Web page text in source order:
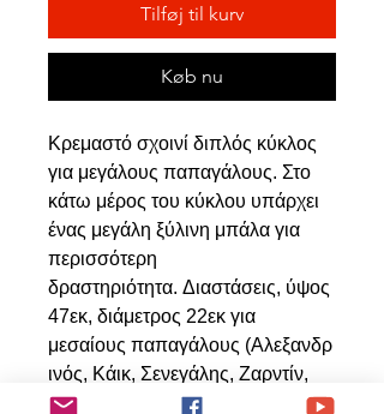
Tilføj til kurv
Køb nu
Κρεμαστό σχοινί διπλός κύκλος
για μεγάλους παπαγάλους. Στο
κάτω μέρος του κύκλου υπάρχει
ένας μεγάλη ξύλινη μπάλα για
περισσότερη
δραστηριότητα. Διαστάσεις, ύψος
47εκ, διάμετρος 22εκ για
μεσαίους παπαγάλους (Αλεξανδρ
ινός, Κάικ, Σενεγάλης, Ζαρντίν,
Ρίνγκνεκ, Κονούρες, Μόνκ,